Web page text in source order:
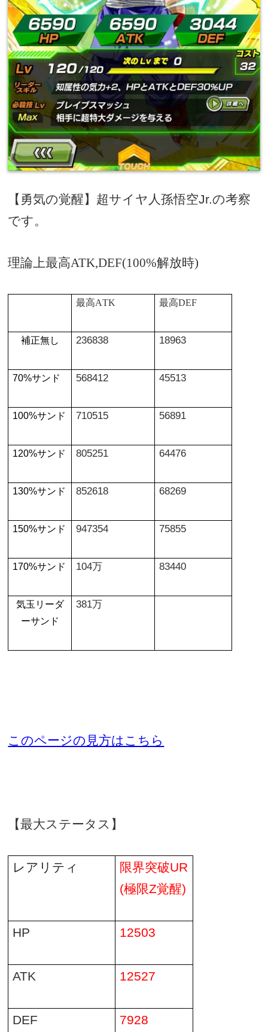
【勇気の覚醒】超サイヤ人孫悟空Jr.の考察
です。
理論上最高ATK,DEF(100%解放時)
最高ATK 最高DEF
補正無し 236838 18963
70%サンド 568412 45513
100%サンド 710515 56891
120%サンド 805251 64476
130%サンド 852618 68269
150%サンド 947354 75855
170%サンド 104万 83440
気玉リーダ
ーサンド
381万
このページの見方はこちら
【最大ステータス】
レアリティ 限界突破UR
(極限Z覚醒)
HP 12503
ATK 12527
DEF 7928